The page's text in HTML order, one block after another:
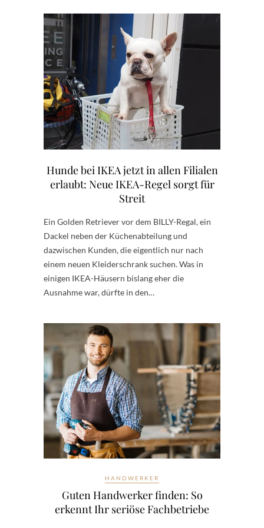
Hunde bei IKEA jetzt in allen Filialen
erlaubt: Neue IKEA-Regel sorgt für
Streit
Ein Golden Retriever vor dem BILLY-Regal, ein
Dackel neben der Küchenabteilung und
dazwischen Kunden, die eigentlich nur nach
einem neuen Kleiderschrank suchen. Was in
einigen IKEA-Häusern bislang eher die
Ausnahme war, dürfte in den…
HANDWERKER
Guten Handwerker finden: So
erkennt Ihr seriöse Fachbetriebe